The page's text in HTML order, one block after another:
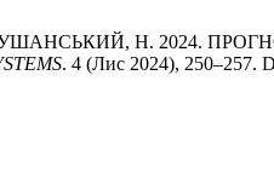
Н. 2024.
. 4 (Лис 2024), 250–257.